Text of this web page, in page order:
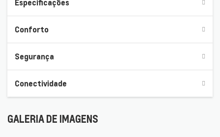
Especificações
Conforto
Segurança
Conectividade
GALERIA DE IMAGENS